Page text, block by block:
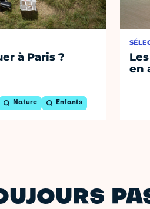
à Paris ?
Nature Enfants
en